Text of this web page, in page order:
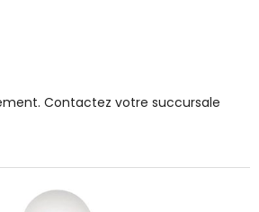
Contactez votre succursale